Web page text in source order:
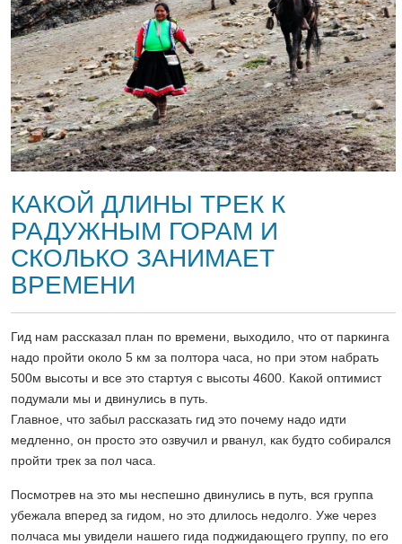
КАКОЙ ДЛИНЫ ТРЕК К
РАДУЖНЫМ ГОРАМ И
СКОЛЬКО ЗАНИМАЕТ
ВРЕМЕНИ
Гид нам рассказал план по времени, выходило, что от паркинга
надо пройти около 5 км за полтора часа, но при этом набрать
500м высоты и все это стартуя с высоты 4600. Какой оптимист
подумали мы и двинулись в путь.
Главное, что забыл рассказать гид это почему надо идти
медленно, он просто это озвучил и рванул, как будто собирался
пройти трек за пол часа.
Посмотрев на это мы неспешно двинулись в путь, вся группа
убежала вперед за гидом, но это длилось недолго. Уже через
полчаса мы увидели нашего гида поджидающего группу, по его